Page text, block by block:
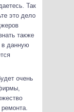
Так
это дело
также
в данную
очень